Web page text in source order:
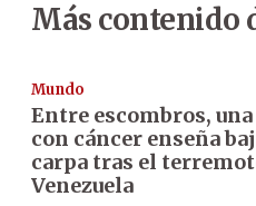
Más contenido
Mundo
Entre escombros,
con cáncer enseña
carpa tras el
Venezuela